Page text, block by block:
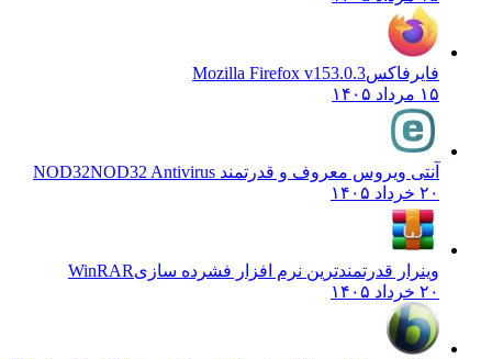
فایرفاکسMozilla Firefox v153.0.3
۱۵ مرداد ۱۴۰۵
آنتی ویروس معروف و قدرتمند NOD32 NOD32 Antivirus
۲۰ خرداد ۱۴۰۵
وینرار قدرتمندترین نرم افزار فشرده سازیWinRAR
۲۰ خرداد ۱۴۰۵